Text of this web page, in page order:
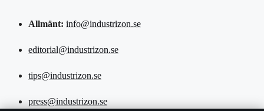
Allmänt: info@industrizon.se
editorial@industrizon.se
tips@industrizon.se
press@industrizon.se